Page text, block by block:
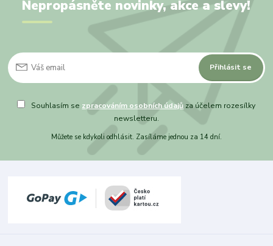
Nepropásněte novinky, akce a slevy!
Přihlásit se
Souhlasím se zpracováním osobních údajů za účelem rozesílky
newsletteru.
Můžete se kdykoli odhlásit. Zasíláme jednou za 14 dní.